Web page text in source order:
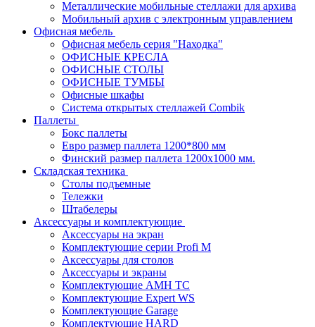
Металлические мобильные стеллажи для архива
Мобильный архив с электронным управлением
Офисная мебель
Офисная мебель серия "Находка"
ОФИСНЫЕ КРЕСЛА
ОФИСНЫЕ СТОЛЫ
ОФИСНЫЕ ТУМБЫ
Офисные шкафы
Система открытых стеллажей Combik
Паллеты
Бокс паллеты
Евро размер паллета 1200*800 мм
Финский размер паллета 1200х1000 мм.
Складская техника
Столы подъемные
Тележки
Штабелеры
Аксессуары и комплектующие
Аксессуары на экран
Комплектующие серии Profi M
Аксессуары для столов
Аксессуары и экраны
Комплектующие AMH TC
Комплектующие Expert WS
Комплектующие Garage
Комплектующие HARD